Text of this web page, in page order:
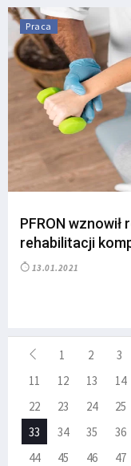
Praca
PFRON
rehabilitacji
13.01.2021
1 2 3
11
12 13 14
22
23 24 25
33
34 35 36
44
45 46 47